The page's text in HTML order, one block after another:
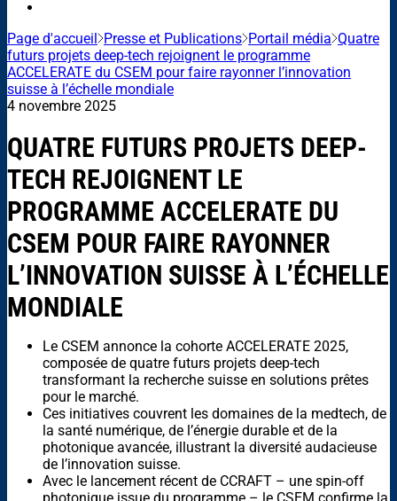
Page d'accueil Presse et Publications Portail média Quatre
futurs projets deep-tech rejoignent le programme
ACCELERATE du CSEM pour faire rayonner l’innovation
suisse à l’échelle mondiale
4 novembre 2025
QUATRE FUTURS PROJETS DEEP-
TECH REJOIGNENT LE
PROGRAMME ACCELERATE DU
CSEM POUR FAIRE RAYONNER
L’INNOVATION SUISSE À L’ÉCHELLE
MONDIALE
Le CSEM annonce la cohorte ACCELERATE 2025,
composée de quatre futurs projets deep-tech
transformant la recherche suisse en solutions prêtes
pour le marché.
Ces initiatives couvrent les domaines de la medtech, de
la santé numérique, de l’énergie durable et de la
photonique avancée, illustrant la diversité audacieuse
de l’innovation suisse.
Avec le lancement récent de CCRAFT – une spin-off